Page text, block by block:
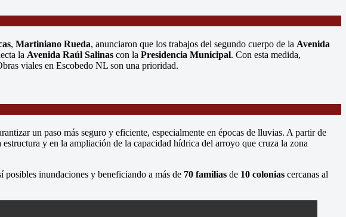
, Martiniano Rueda, anunciaron que los trabajos del segundo cuerpo de la Avenida
la Avenida Raúl Salinas con la Presidencia Municipal. Con esta medida,
viales en Escobedo NL son una prioridad.
un paso más seguro y eficiente, especialmente en épocas de lluvias. A partir de
y en la ampliación de la capacidad hídrica del arroyo que cruza la zona
inundaciones y beneficiando a más de 70 familias de 10 colonias cercanas al